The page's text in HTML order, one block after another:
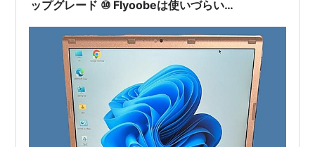
ップグレード ⑩ Flyoobeは使いづらい